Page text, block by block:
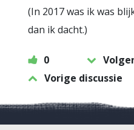
(In 2017 was ik was
dan ik dacht.)
0
Vorige discussie